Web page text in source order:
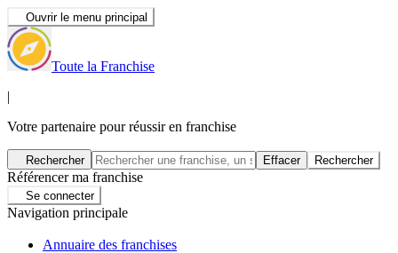
Ouvrir le menu principal
Toute la Franchise
|
Votre partenaire pour réussir en franchise
Rechercher Effacer Rechercher
Référencer ma franchise
Se connecter
Navigation principale
Annuaire des franchises